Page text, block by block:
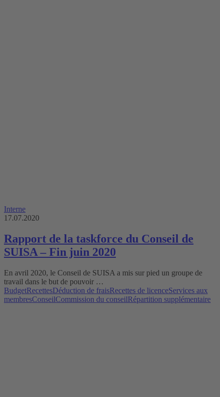
Interne
17.07.2020
Rapport de la taskforce du Conseil de
SUISA – Fin juin 2020
En avril 2020, le Conseil de SUISA a mis sur pied un groupe de
travail dans le but de pouvoir …
BudgetRecettesDéduction de fraisRecettes de licenceServices aux
membresConseilCommission du conseilRépartition supplémentaire